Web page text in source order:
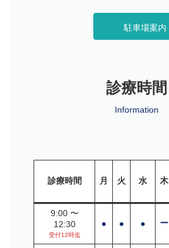
駐車場案内
診療時間
Information
診療時間 月 火 水 木
9:00 〜
12:30
受付12時迄
● ● ● ー